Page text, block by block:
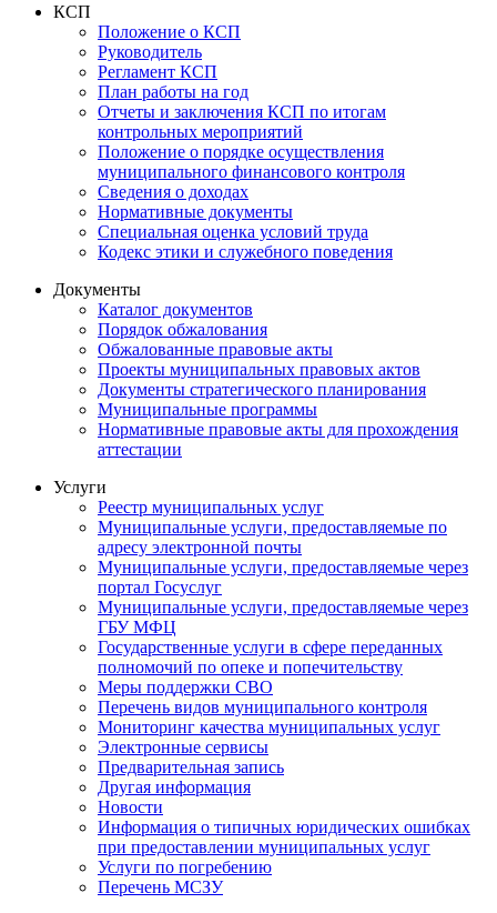
КСП
Положение о КСП
Руководитель
Регламент КСП
План работы на год
Отчеты и заключения КСП по итогам
контрольных мероприятий
Положение о порядке осуществления
муниципального финансового контроля
Сведения о доходах
Нормативные документы
Специальная оценка условий труда
Кодекс этики и служебного поведения
Документы
Каталог документов
Порядок обжалования
Обжалованные правовые акты
Проекты муниципальных правовых актов
Документы стратегического планирования
Муниципальные программы
Нормативные правовые акты для прохождения
аттестации
Услуги
Реестр муниципальных услуг
Муниципальные услуги, предоставляемые по
адресу электронной почты
Муниципальные услуги, предоставляемые через
портал Госуслуг
Муниципальные услуги, предоставляемые через
ГБУ МФЦ
Государственные услуги в сфере переданных
полномочий по опеке и попечительству
Меры поддержки СВО
Перечень видов муниципального контроля
Мониторинг качества муниципальных услуг
Электронные сервисы
Предварительная запись
Другая информация
Новости
Информация о типичных юридических ошибках
при предоставлении муниципальных услуг
Услуги по погребению
Перечень МСЗУ